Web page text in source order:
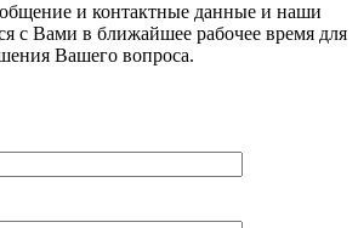
и контактные данные и наши
с Вами в ближайшее рабочее время для
Вашего вопроса.